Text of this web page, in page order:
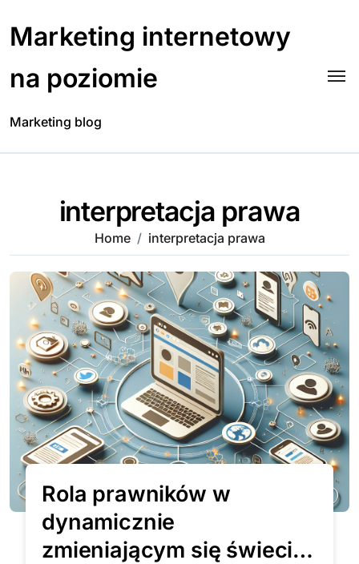
content
Marketing internetowy
na poziomie
Marketing blog
interpretacja prawa
Home interpretacja prawa
Rola prawników w
dynamicznie
zmieniającym się świecie: